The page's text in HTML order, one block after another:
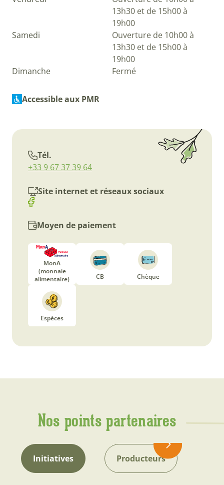
13h30 et de 15h00 à
19h00
Samedi
Ouverture de 10h00 à
13h30 et de 15h00 à
19h00
Dimanche
Fermé
Accessible aux PMR
Tél.
+33 9 67 37 39 64
Site internet et réseaux sociaux
Moyen de paiement
MonA
(monnaie
alimentaire)
CB Chèque
Espèces
Nos points partenaires
Initiatives Producteurs